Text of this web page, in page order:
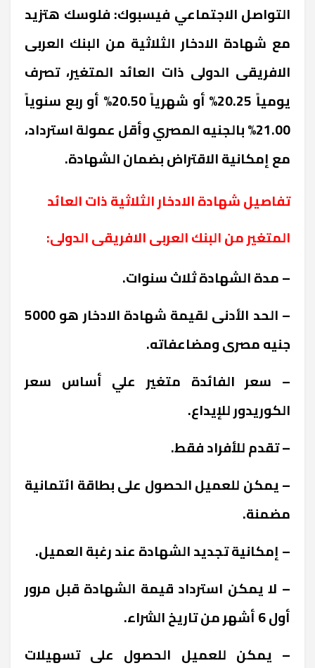
التواصل الاجتماعي فيسبوك:فلوسك هتزيد
مع شهادة الادخار الثلاثية من البنك العربى
الافريقى الدولى ذات العائد المتغير، تصرف
يومياً 20.25% أو شهرياً 20.50% أو ربع سنوياً
21.00% بالجنيه المصري وأقل عمولة استرداد،
مع إمكانية الاقتراض بضمان الشهادة.
تفاصيل شهادة الادخار الثلاثية ذات العائد
المتغير من البنك العربى الافريقى الدولى:
– مدة الشهادة ثلاث سنوات.
– الحد الأدنى لقيمة شهادة الادخار هو 5000
جنيه مصرى ومضاعفاته.
– سعر الفائدة متغير علي أساس سعر
الكوريدور للإيداع.
– تقدم للأفراد فقط.
– يمكن للعميل الحصول على بطاقة ائتمانية
مضمنة.
– إمكانية تجديد الشهادة عند رغبة العميل.
– لا يمكن استرداد قيمة الشهادة قبل مرور
أول 6 أشهر من تاريخ الشراء.
– يمكن للعميل الحصول على تسهيلات